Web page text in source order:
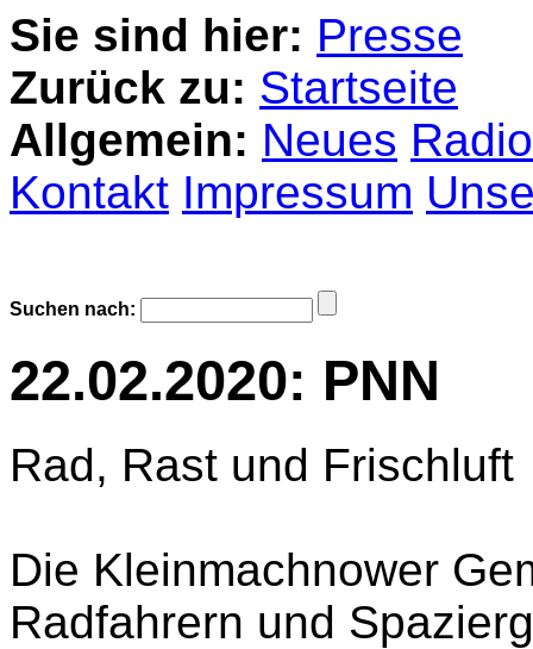
Sie sind hier: Presse
Zurück zu: Startseite
Allgemein: Neues
Kontakt Impressum
Suchen nach:
22.02.2020: PNN
Rad, Rast und Frischluft
Die Kleinmachnower
Radfahrern und